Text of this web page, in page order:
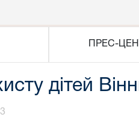
ПРЕС-
дітей